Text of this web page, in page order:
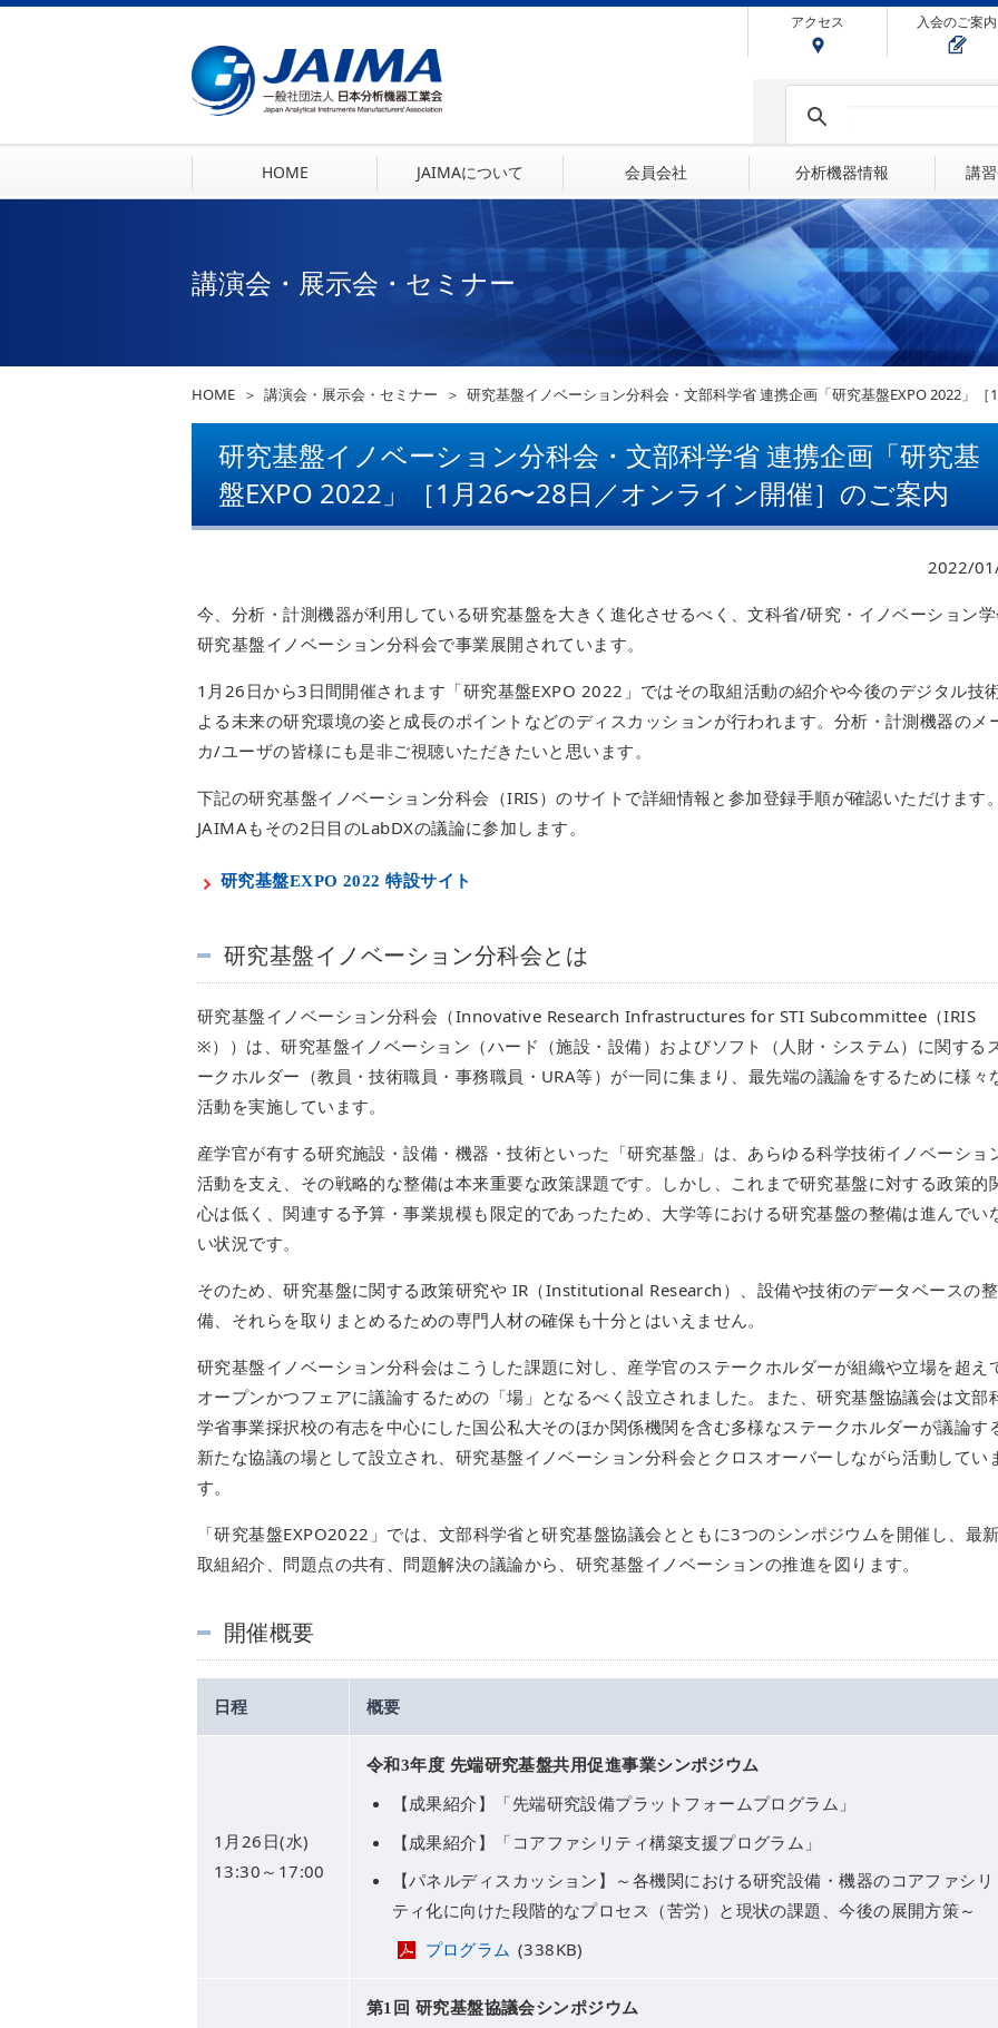
アクセス 入会のご案内
HOME JAIMAについて 会員会社 分析機器情報 講
講演会・展示会・セミナー
HOME 講演会・展示会・セミナー 研究基盤イノベーション分科会・文部科学省 連携企画「研究基盤EXPO 2022」
研究基盤イノベーション分科会・文部科学省 連携企画「研究基
盤EXPO 2022」［1月26〜28日／オンライン開催］のご案内
2022/
今、分析・計測機器が利用している研究基盤を大きく進化させるべく、文科省/研究・イノベーション
研究基盤イノベーション分科会で事業展開されています。
1月26日から3日間開催されます「研究基盤EXPO 2022」ではその取組活動の紹介や今後のデジタル技
よる未来の研究環境の姿と成長のポイントなどのディスカッションが行われます。分析・計測機器のメ
カ/ユーザの皆様にも是非ご視聴いただきたいと思います。
下記の研究基盤イノベーション分科会（IRIS）のサイトで詳細情報と参加登録手順が確認いただけます
JAIMAもその2日目のLabDXの議論に参加します。
研究基盤EXPO 2022 特設サイト
研究基盤イノベーション分科会とは
研究基盤イノベーション分科会（Innovative Research Infrastructures for STI Subcommittee（IRIS
※））は、研究基盤イノベーション（ハード（施設・設備）およびソフト（人財・システム）に関する
ークホルダー（教員・技術職員・事務職員・URA等）が一同に集まり、最先端の議論をするために様々
活動を実施しています。
産学官が有する研究施設・設備・機器・技術といった「研究基盤」は、あらゆる科学技術イノベーショ
活動を支え、その戦略的な整備は本来重要な政策課題です。しかし、これまで研究基盤に対する政策的
心は低く、関連する予算・事業規模も限定的であったため、大学等における研究基盤の整備は進んでい
い状況です。
そのため、研究基盤に関する政策研究や IR（Institutional Research）、設備や技術のデータベースの整
備、それらを取りまとめるための専門人材の確保も十分とはいえません。
研究基盤イノベーション分科会はこうした課題に対し、産学官のステークホルダーが組織や立場を超え
オープンかつフェアに議論するための「場」となるべく設立されました。また、研究基盤協議会は文部
学省事業採択校の有志を中心にした国公私大そのほか関係機関を含む多様なステークホルダーが議論す
新たな協議の場として設立され、研究基盤イノベーション分科会とクロスオーバーしながら活動してい
す。
「研究基盤EXPO2022」では、文部科学省と研究基盤協議会とともに3つのシンポジウムを開催し、最
取組紹介、問題点の共有、問題解決の議論から、研究基盤イノベーションの推進を図ります。
開催概要
日程 概要
1月26日(水)
13:30～17:00
令和3年度 先端研究基盤共用促進事業シンポジウム
【成果紹介】「先端研究設備プラットフォームプログラム」
【成果紹介】「コアファシリティ構築支援プログラム」
【パネルディスカッション】～各機関における研究設備・機器のコアファシリ
ティ化に向けた段階的なプロセス（苦労）と現状の課題、今後の展開方策～
プログラム (338KB)
第1回 研究基盤協議会シンポジウム